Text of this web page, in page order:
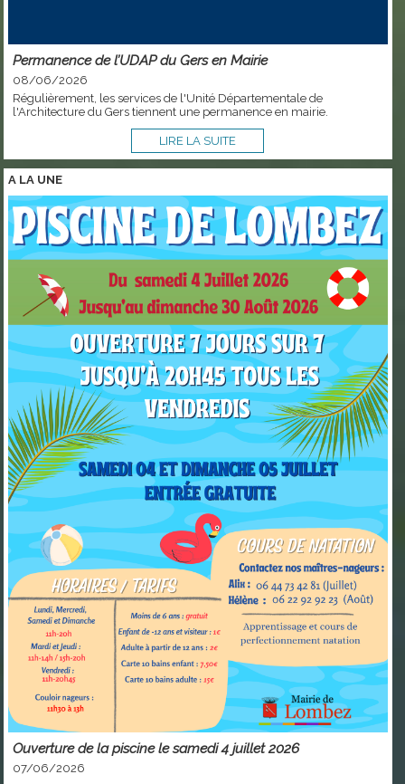
Permanence de l’UDAP du Gers en Mairie
08/06/2026
Régulièrement, les services de l'Unité Départementale de
l'Architecture du Gers tiennent une permanence en mairie.
LIRE LA SUITE
A LA UNE
Ouverture de la piscine le samedi 4 juillet 2026
07/06/2026